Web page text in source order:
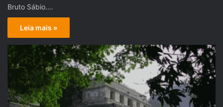
Bruto Sábio.…
Leia mais »